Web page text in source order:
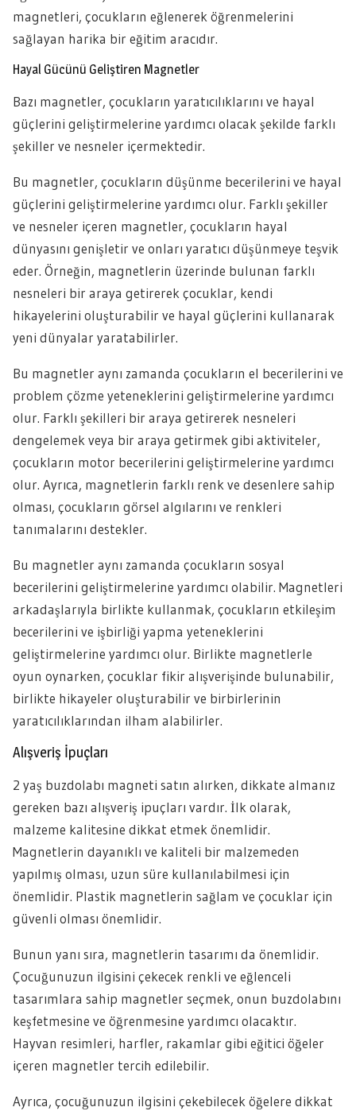
magnetleri, çocukların eğlenerek öğrenmelerini
sağlayan harika bir eğitim aracıdır.
Hayal Gücünü Geliştiren Magnetler
Bazı magnetler, çocukların yaratıcılıklarını ve hayal
güçlerini geliştirmelerine yardımcı olacak şekilde farklı
şekiller ve nesneler içermektedir.
Bu magnetler, çocukların düşünme becerilerini ve hayal
güçlerini geliştirmelerine yardımcı olur. Farklı şekiller
ve nesneler içeren magnetler, çocukların hayal
dünyasını genişletir ve onları yaratıcı düşünmeye teşvik
eder. Örneğin, magnetlerin üzerinde bulunan farklı
nesneleri bir araya getirerek çocuklar, kendi
hikayelerini oluşturabilir ve hayal güçlerini kullanarak
yeni dünyalar yaratabilirler.
Bu magnetler aynı zamanda çocukların el becerilerini ve
problem çözme yeteneklerini geliştirmelerine yardımcı
olur. Farklı şekilleri bir araya getirerek nesneleri
dengelemek veya bir araya getirmek gibi aktiviteler,
çocukların motor becerilerini geliştirmelerine yardımcı
olur. Ayrıca, magnetlerin farklı renk ve desenlere sahip
olması, çocukların görsel algılarını ve renkleri
tanımalarını destekler.
Bu magnetler aynı zamanda çocukların sosyal
becerilerini geliştirmelerine yardımcı olabilir. Magnetleri
arkadaşlarıyla birlikte kullanmak, çocukların etkileşim
becerilerini ve işbirliği yapma yeteneklerini
geliştirmelerine yardımcı olur. Birlikte magnetlerle
oyun oynarken, çocuklar fikir alışverişinde bulunabilir,
birlikte hikayeler oluşturabilir ve birbirlerinin
yaratıcılıklarından ilham alabilirler.
Alışveriş İpuçları
2 yaş buzdolabı magneti satın alırken, dikkate almanız
gereken bazı alışveriş ipuçları vardır. İlk olarak,
malzeme kalitesine dikkat etmek önemlidir.
Magnetlerin dayanıklı ve kaliteli bir malzemeden
yapılmış olması, uzun süre kullanılabilmesi için
önemlidir. Plastik magnetlerin sağlam ve çocuklar için
güvenli olması önemlidir.
Bunun yanı sıra, magnetlerin tasarımı da önemlidir.
Çocuğunuzun ilgisini çekecek renkli ve eğlenceli
tasarımlara sahip magnetler seçmek, onun buzdolabını
keşfetmesine ve öğrenmesine yardımcı olacaktır.
Hayvan resimleri, harfler, rakamlar gibi eğitici öğeler
içeren magnetler tercih edilebilir.
Ayrıca, çocuğunuzun ilgisini çekebilecek öğelere dikkat